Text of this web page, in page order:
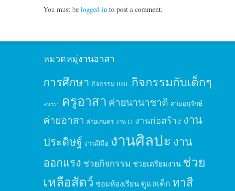
You must be logged in to post a comment.
หมวดหมู่งานอาสา
การศึกษา กิจกรรม BBL กิจกรรมกับเด็กๆ
คนชรา ครูอาสา ค่ายนานาชาติ ค่ายอนุรักษ์
ค่ายอาสา ค่ายเกษตร งาน IT งานก่อสร้าง งาน
ประดิษฐ์ งานฝีมือ งานศิลปะ งาน
ออกแรง ช่วยกิจกรรม ช่วยเตรียมงาน ช่วย
เหลือสัตว์ ซ่อมห้องเรียน ดูแลเด็ก ทาสี